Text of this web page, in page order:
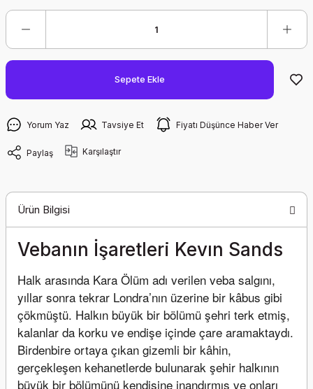
Sepete Ekle
Yorum Yaz Tavsiye Et Fiyatı Düşünce Haber Ver
Paylaş Karşılaştır
Ürün Bilgisi
Vebanın İşaretleri Kevın Sands
Halk arasında Kara Ölüm adı verilen veba salgını,
yıllar sonra tekrar Londra’nın üzerine bir kâbus gibi
çökmüştü. Halkın büyük bir bölümü şehri terk etmiş,
kalanlar da korku ve endişe içinde çare aramaktaydı.
Birdenbire ortaya çıkan gizemli bir kâhin,
gerçekleşen kehanetlerde bulunarak şehir halkının
büyük bir bölümünü kendisine inandırmış ve onları